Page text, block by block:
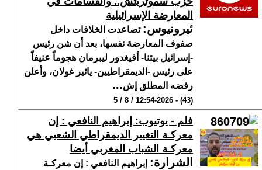
المعارضة الإسرائيلية
ئيرونيوس: تصاعدت الخلافات داخل
صفوف المعارضة نفسها، بعد أن شن رئيس
-إسرائيل بيتنا- أفيغدور ليبرمان هجوماً عنيفاً
على رئيس -الديمقراطيين- يائير غولان، وأعلن
رفضه المطلق إش...
(43) - 12:54-2026 / 8 / 5
فلم - يوتيوب: إبراهيم النافعي : إن
معركـة التغيير الديمقراطي الشعبي هي
معركـة الشباب المغربي أيضا
الشرارة: إبراهيم النافعي : إن معركـة